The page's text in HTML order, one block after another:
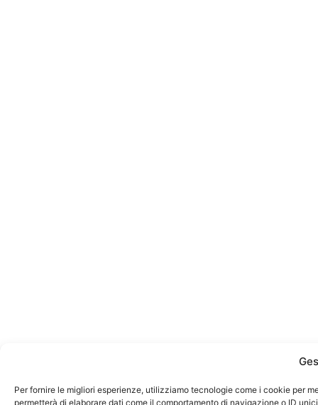
Per fornire le migliori esperienze, utilizziamo tecnologie come i cookie per
permetterà di elaborare dati come il comportamento di navigazione o ID